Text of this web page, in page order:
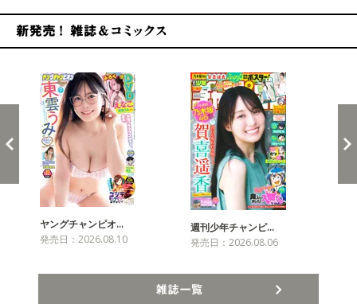
ヤングチャンピオ…
発売日：2026.08.10
週刊少年チャンピ…
発売日：2026.08.06